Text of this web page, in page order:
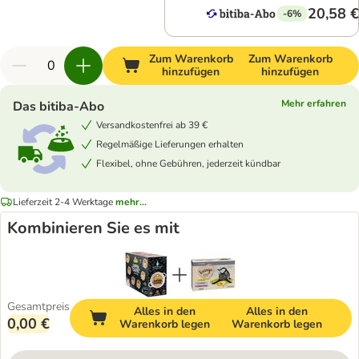
-6% 20,58 €
Zum Warenkorb
hinzufügen
Zum Warenkorb
hinzufügen
Das bitiba-Abo
Mehr erfahren
Versandkostenfrei ab 39 €
Regelmäßige Lieferungen erhalten
Flexibel, ohne Gebühren, jederzeit kündbar
Lieferzeit 2-4 Werktagemehr...
Kombinieren Sie es mit
Gesamtpreis
0,00 €
Alles in den
Warenkorb legen
Alles in den
Warenkorb legen